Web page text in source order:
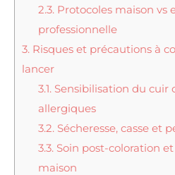
2.3. Protocoles maison vs
professionnelle
3. Risques et précautions à
lancer
3.1. Sensibilisation du cuir
allergiques
3.2. Sécheresse, casse et
3.3. Soin post-coloration
maison